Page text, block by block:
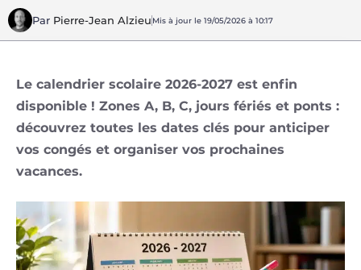
Par Pierre-Jean Alzieu Mis à jour le 19/05/2026 à 10:17
Le calendrier scolaire 2026-2027 est enfin
disponible ! Zones A, B, C, jours fériés et ponts :
découvrez toutes les dates clés pour anticiper
vos congés et organiser vos prochaines
vacances.